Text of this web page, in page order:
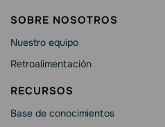
SOBRE NOSOTROS
Nuestro equipo
Retroalimentación
RECURSOS
Base de conocimientos